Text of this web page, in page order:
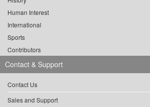
Human Interest
International
Sports
Contributors
Contact & Support
Contact Us
Sales and Support